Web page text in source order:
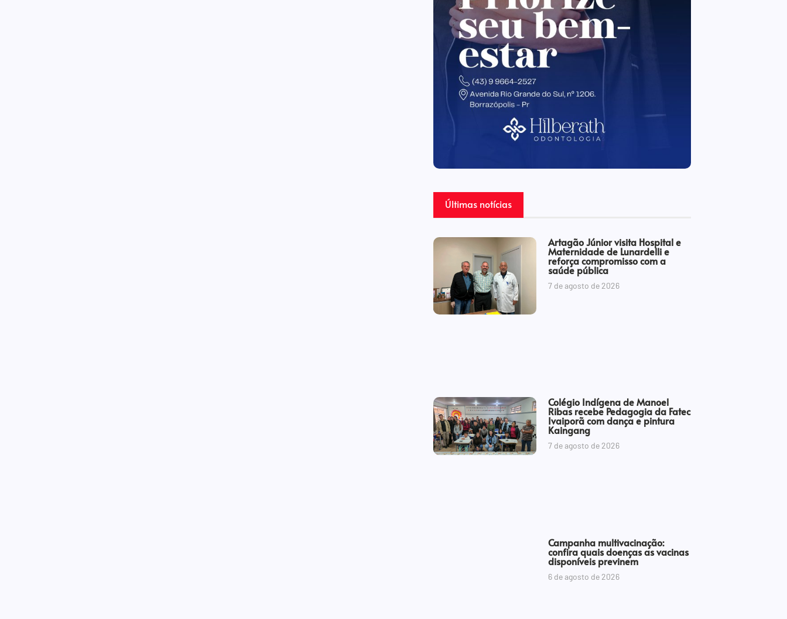
Últimas notícias
Artagão Júnior visita Hospital e
Maternidade de Lunardelli e
reforça compromisso com a
saúde pública
7 de agosto de 2026
Colégio Indígena de Manoel
Ribas recebe Pedagogia da Fatec
Ivaiporã com dança e pintura
Kaingang
7 de agosto de 2026
Campanha multivacinação:
confira quais doenças as vacinas
disponíveis previnem
6 de agosto de 2026